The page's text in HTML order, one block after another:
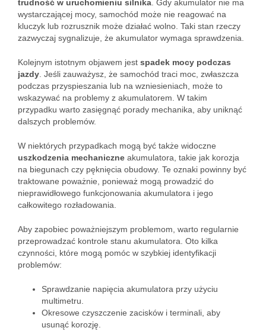
trudność w uruchomieniu silnika . Gdy akumulator nie ma
wystarczającej mocy, samochód może nie reagować na
kluczyk lub rozrusznik może działać wolno. Taki stan rzeczy
zazwyczaj sygnalizuje, że akumulator wymaga sprawdzenia.
Kolejnym istotnym objawem jest spadek mocy podczas
jazdy . Jeśli zauważysz, że samochód traci moc, zwłaszcza
podczas przyspieszania lub na wzniesieniach, może to
wskazywać na problemy z akumulatorem. W takim
przypadku warto zasięgnąć porady mechanika, aby uniknąć
dalszych problemów.
W niektórych przypadkach mogą być także widoczne
uszkodzenia mechaniczne akumulatora, takie jak korozja
na biegunach czy pęknięcia obudowy. Te oznaki powinny być
traktowane poważnie, ponieważ mogą prowadzić do
nieprawidłowego funkcjonowania akumulatora i jego
całkowitego rozładowania.
Aby zapobiec poważniejszym problemom, warto regularnie
przeprowadzać kontrole stanu akumulatora. Oto kilka
czynności, które mogą pomóc w szybkiej identyfikacji
problemów:
Sprawdzanie napięcia akumulatora przy użyciu
multimetru.
Okresowe czyszczenie zacisków i terminali, aby
usunąć korozję.